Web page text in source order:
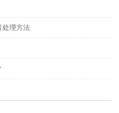
处理方法